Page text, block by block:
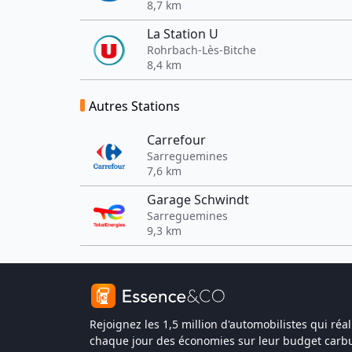
8,7 km
La Station U
Rohrbach-Lès-Bitche
8,4 km
Autres Stations
Carrefour
Sarreguemines
7,6 km
Garage Schwindt
Sarreguemines
9,3 km
Rejoignez les 1,5 million d'automobilistes qui
chaque jour des économies sur leur budget